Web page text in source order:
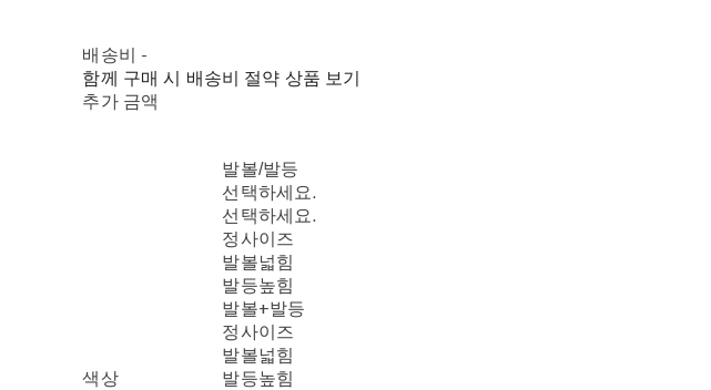
배송비 -
함께 구매 시 배송비 절약 상품 보기
추가 금액
색상
발볼/발등
선택하세요.
선택하세요.
정사이즈
발볼넓힘
발등높힘
발볼+발등
정사이즈
발볼넓힘
발등높힘